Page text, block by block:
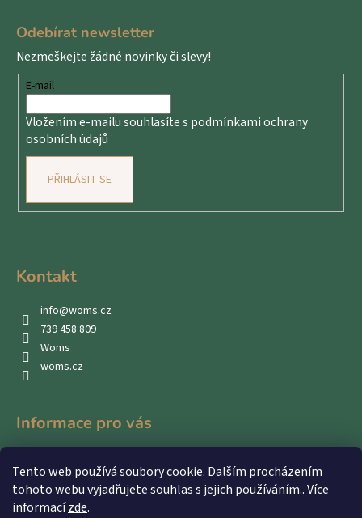
Tento web používá soubory cookie. Dalším procházením
tohoto webu vyjadřujete souhlas s jejich používáním.. Více
informacízde.
Odebírat newsletter
Nezmeškejte žádné novinky či slevy!
E-mail
Vložením e-mailu souhlasíte s podmínkami ochrany
osobních údajů
PŘIHLÁSIT SE
Kontakt
info@woms.cz
739 458 809
Woms
woms.cz
Informace pro vás
Obchodní podmínky
Podmínky ochrany osobních údajů